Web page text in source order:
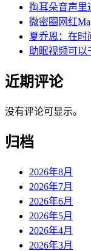
掏耳朵音声里
微密圈网红
夏乔恩：在时
助眠视频可以
近期评论
没有评论可显示。
归档
2026年8月
2026年7月
2026年6月
2026年5月
2026年4月
2026年3月